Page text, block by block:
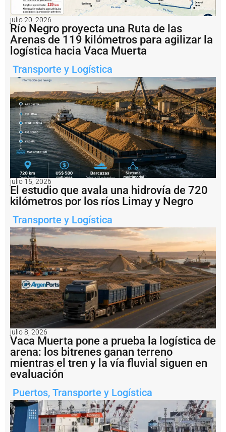
e
a
c
ti
v
c
i
ó
n
d
e
l
a
h
i
s
ó
ri
c
a
T
e
r
m
i
n
a
l
I
d
e
l
P
u
e
r
t
o
V
il
l
a
C
o
julio 20, 2026
Río Negro proyecta una Ruta de las
Arenas de 119 kilómetros para agilizar la
logística hacia Vaca Muerta
Transporte y Logística
julio 15, 2026
El estudio que avala una hidrovía de 720
kilómetros por los ríos Limay y Negro
Transporte y Logística
julio 8, 2026
Vaca Muerta pone a prueba la logística de
arena: los bitrenes ganan terreno
mientras el tren y la vía fluvial siguen en
evaluación
Puertos, Transporte y Logística